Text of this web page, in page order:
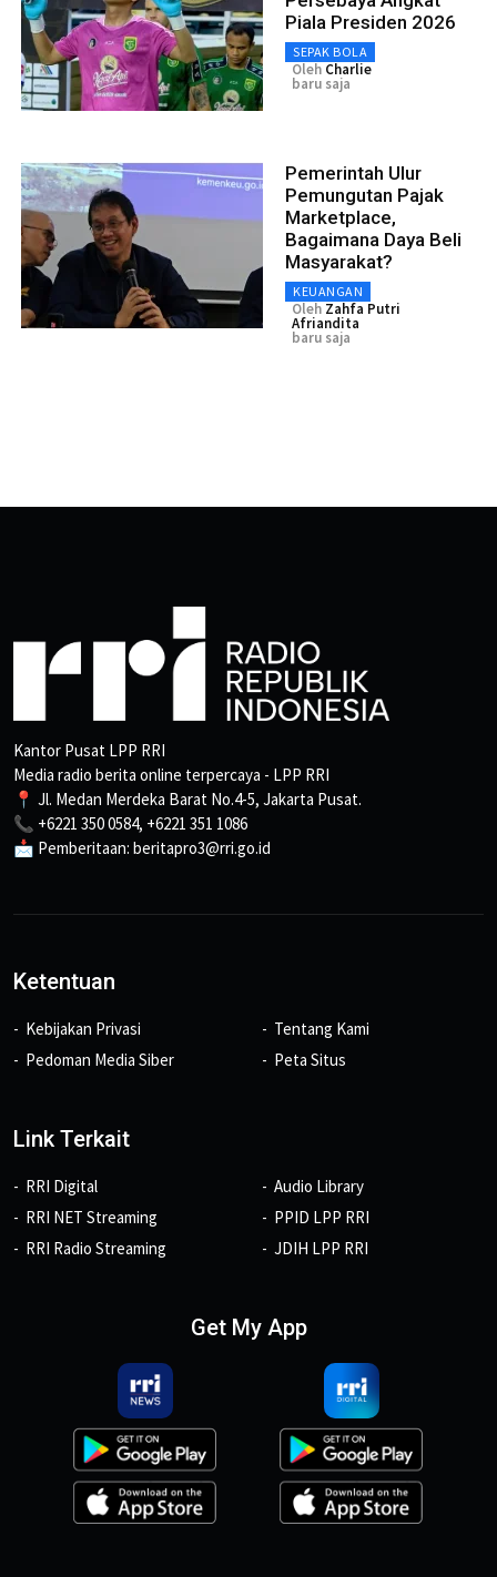
Piala Presiden 2026
SEPAK BOLA
Oleh Charlie
baru saja
Pemerintah Ulur
Pemungutan Pajak
Marketplace,
Bagaimana Daya Beli
Masyarakat?
KEUANGAN
Oleh Zahfa Putri
Afriandita
baru saja
Kantor Pusat LPP RRI
Media radio berita online terpercaya - LPP RRI
📍 Jl. Medan Merdeka Barat No.4-5, Jakarta Pusat.
📞 +6221 350 0584, +6221 351 1086
📩 Pemberitaan: beritapro3@rri.go.id
Ketentuan
Kebijakan Privasi
Pedoman Media Siber
Tentang Kami
Peta Situs
Link Terkait
RRI Digital
RRI NET Streaming
RRI Radio Streaming
Audio Library
PPID LPP RRI
JDIH LPP RRI
Get My App